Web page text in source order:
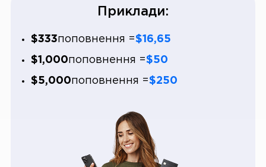
Приклади:
$333поповнення =$16,65
$1,000поповнення =$50
$5,000поповнення =$250